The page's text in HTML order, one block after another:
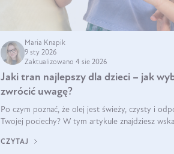
Maria Knapik
9 sty 2026
Zaktualizowano 4 sie 2026
Jaki tran najlepszy dla dzieci – jak
zwrócić uwagę?
Po czym poznać, że olej jest świeży, czysty i
Twojej pociechy? W tym artykule znajdziesz
CZYTAJ